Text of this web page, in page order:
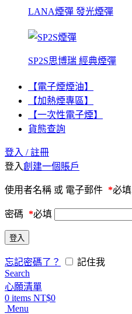
LANA煙彈 發光煙彈
SP2S思博瑞 經典煙彈
【電子煙煙油】
【加熱煙專區】
【一次性電子煙】
貨態查詢
登入 / 註冊
登入創建一個賬戶
使用者名稱 或 電子郵件 *必填
密碼 *必填
登入
忘記密碼了？
記住我
Search
心願清單
0 items NT$0
Menu